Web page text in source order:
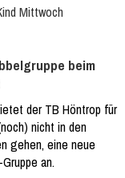
Mittwoch
beim
der TB Höntrop für
nicht in den
gehen, eine neue
an.